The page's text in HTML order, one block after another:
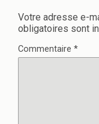
Votre adresse e-
obligatoires sont
Commentaire *